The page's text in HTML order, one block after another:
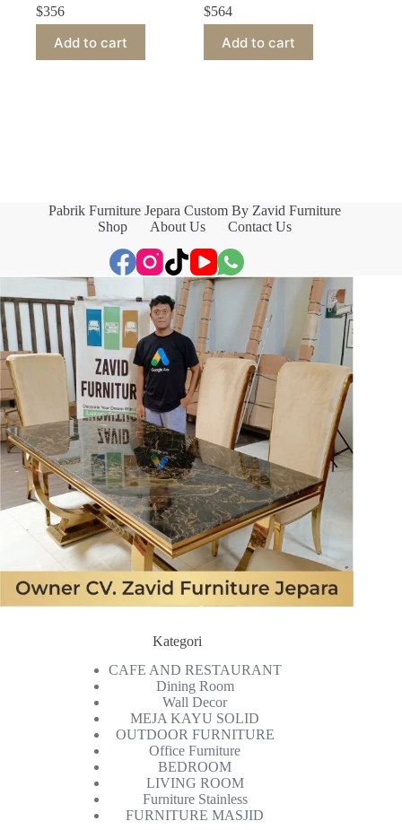
$356
Add to cart
$564
Add to cart
Pabrik Furniture Jepara Custom By Zavid Furniture
Shop
About Us Contact Us
Kategori
CAFE AND RESTAURANT
Dining Room
Wall Decor
MEJA KAYU SOLID
OUTDOOR FURNITURE
Office Furniture
BEDROOM
LIVING ROOM
Furniture Stainless
FURNITURE MASJID